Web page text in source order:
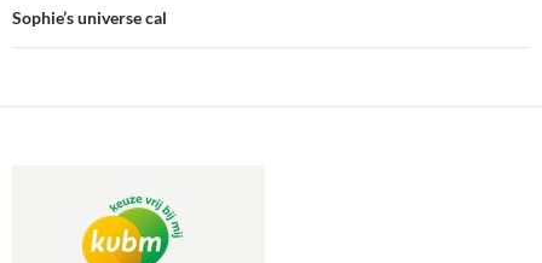
Sophie’s universe cal